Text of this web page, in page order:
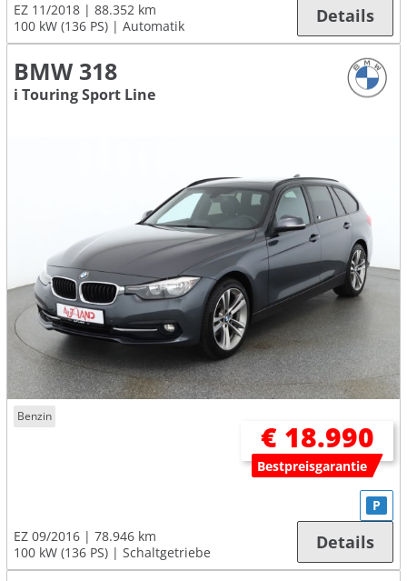
EZ 11/2018
88.352 km
100 kW (136 PS)
Automatik Details
BMW 318
i Touring Sport Line
Benzin
€ 18.990
Bestpreisgarantie
EZ 09/2016
78.946 km
100 kW (136 PS)
Schaltgetriebe
P
Details